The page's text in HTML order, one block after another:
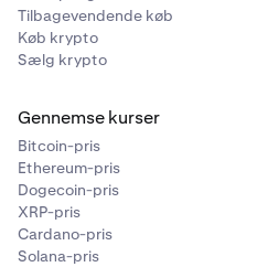
Tilbagevendende køb
Køb krypto
Sælg krypto
Gennemse kurser
Bitcoin-pris
Ethereum-pris
Dogecoin-pris
XRP-pris
Cardano-pris
Solana-pris